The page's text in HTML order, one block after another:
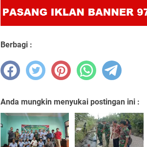
Berbagi :
Anda mungkin menyukai postingan ini :